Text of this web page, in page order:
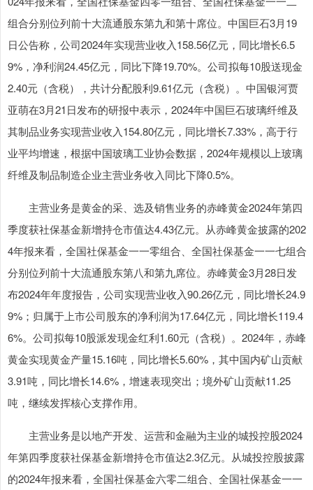
组合分别位列前十大流通股东第九和第十席位。中国巨石3月19
日公告称，公司2024年实现营业收入158.56亿元，同比增长6.5
9%，净利润24.45亿元，同比下降19.70%。公司拟每10股送现金
2.40元（含税），共计分配股利9.61亿元（含税）。中国银河贾
亚萌在3月21日发布的研报中表示，2024年中国巨石玻璃纤维及
其制品业务实现营业收入154.80亿元，同比增长7.33%，高于行
业平均增速，根据中国玻璃工业协会数据，2024年规模以上玻璃
纤维及制品制造企业主营业务收入同比下降0.5%。
主营业务是黄金的采、选及销售业务的赤峰黄金2024年第四
季度获社保基金新增持仓市值达4.43亿元。从赤峰黄金披露的202
4年报来看，全国社保基金一一零组合、全国社保基金一一七组合
分别位列前十大流通股东第八和第九席位。赤峰黄金3月28日发
布2024年年度报告，公司实现营业收入90.26亿元，同比增长24.9
9%；归属于上市公司股东的净利润为17.64亿元，同比增长119.4
6%。公司拟每10股派发现金红利1.60元（含税）。2024年，赤峰
黄金实现黄金产量15.16吨，同比增长5.60%，其中国内矿山贡献
3.91吨，同比增长14.6%，增速表现突出；境外矿山贡献11.25
吨，继续发挥核心支撑作用。
主营业务是以地产开发、运营和金融为主业的城投控股2024
年第四季度获社保基金新增持仓市值达2.3亿元。从城投控股披露
的2024年报来看，全国社保基金六零二组合、全国社保基金一一